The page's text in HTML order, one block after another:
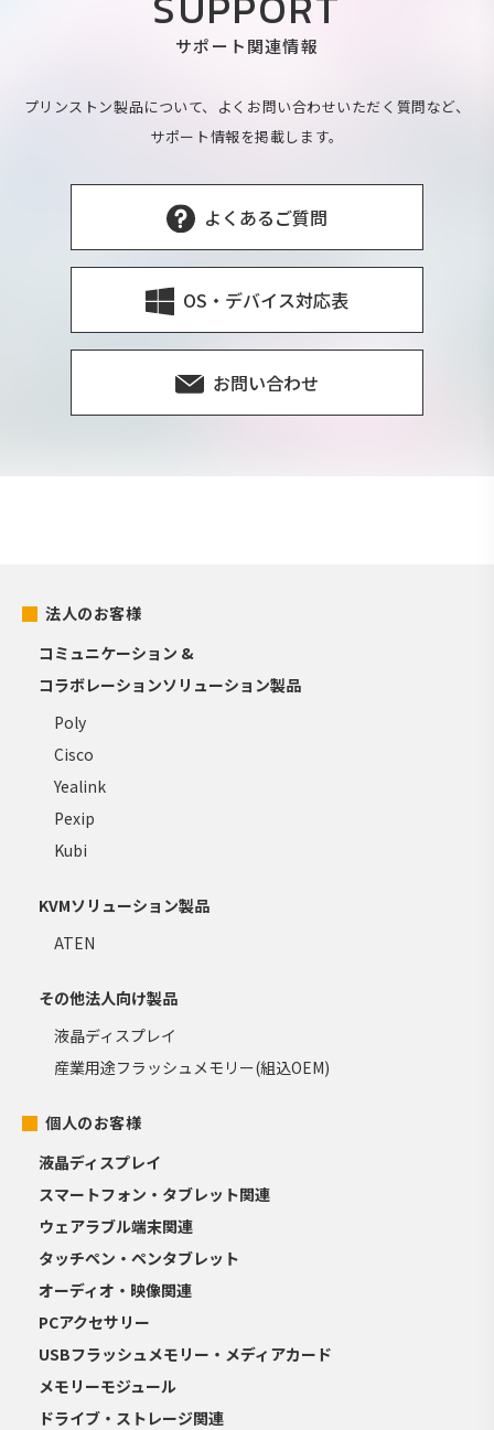
サポート関連情報
プリンストン製品について、よくお問い合わせいただく質問など、
サポート情報を掲載します。
よくあるご質問
OS・デバイス対応表
お問い合わせ
法人のお客様
コミュニケーション &
コラボレーションソリューション製品
Poly
Cisco
Yealink
Pexip
Kubi
KVMソリューション製品
ATEN
その他法人向け製品
液晶ディスプレイ
産業用途フラッシュメモリー(組込OEM)
個人のお客様
液晶ディスプレイ
スマートフォン・タブレット関連
ウェアラブル端末関連
タッチペン・ペンタブレット
オーディオ・映像関連
PCアクセサリー
USBフラッシュメモリー・メディアカード
メモリーモジュール
ドライブ・ストレージ関連